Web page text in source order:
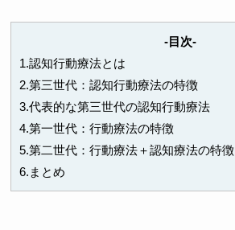
-目次-
1.認知行動療法とは
2.第三世代：認知行動療法の特徴
3.代表的な第三世代の認知行動療法
4.第一世代：行動療法の特徴
5.第二世代：行動療法＋認知療法の特徴
6.まとめ